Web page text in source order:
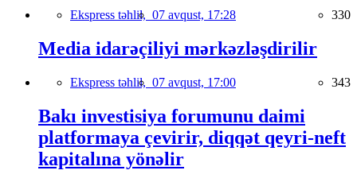
Ekspress təhlil, 07 avqust, 17:28 330
Media idarəçiliyi mərkəzləşdirilir
Ekspress təhlil, 07 avqust, 17:00 343
Bakı investisiya forumunu daimi
platformaya çevirir, diqqət qeyri-neft
kapitalına yönəlir